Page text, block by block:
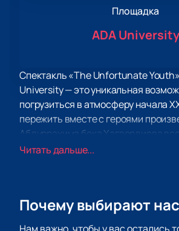
Площадка
ADA University
Спектакль «The Unfortunate
University — это уникальная
погрузиться в атмосферу начала
пережить вместе с героями
Абдуррахима бека Хагвердиева
противоречия того времени.
молодого Фархада. Завершив
Читать дальше...
Почему выбирают нас